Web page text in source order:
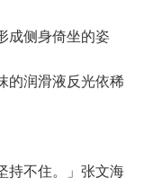
成侧身倚坐的姿
的润滑液反光依稀
不住。」张文海